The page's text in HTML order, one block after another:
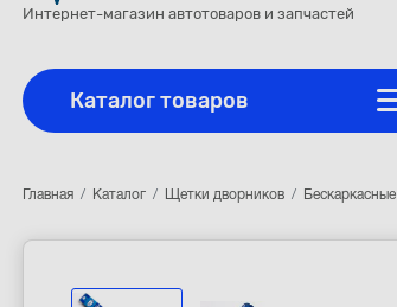
Интернет-магазин автотоваров и запчастей
Каталог товаров
Главная Каталог Щетки дворников Бескаркасные